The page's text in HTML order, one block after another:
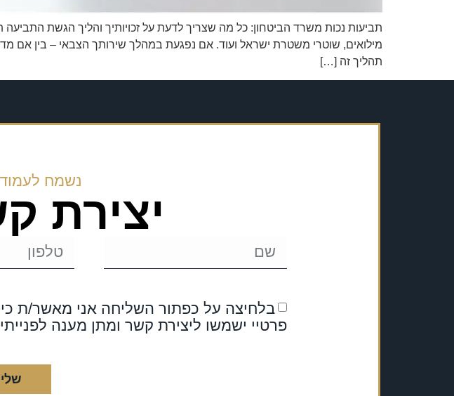
תביעות נכות משרד הביטחון: כל מה שצריך לדעת על זכויותיך והליך הגשת
מילואים, שוטרי משטרת ישראל ועוד. אם נפגעת במהלך שירותך הצבאי – בין אם
תהליך זה […]
נשמח
יצירת
בלחיצה על כפתור השליחה אני מאשר/ת כי
פרטיי ישמשו ליצירת קשר ומתן מענה